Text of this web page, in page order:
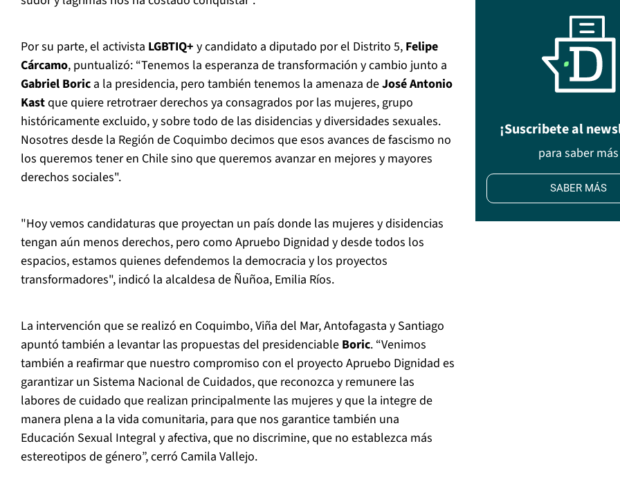
Por su parte, el activista LGBTIQ+ y candidato a diputado por el Distrito 5, Felipe
Cárcamo, puntualizó: “Tenemos la esperanza de transformación y cambio junto a
Gabriel Boric a la presidencia, pero también tenemos la amenaza deJosé Antonio
Kastque quiere retrotraer derechos ya consagrados por las mujeres, grupo
históricamente excluido, y sobre todo de las disidencias y diversidades sexuales.
Nosotres desde la Región de Coquimbo decimos que esos avances de fascismo no
los queremos tener en Chile sino que queremos avanzar en mejores y mayores
derechos sociales".
"Hoy vemos candidaturas que proyectan un país donde las mujeres y disidencias
tengan aún menos derechos, pero como Apruebo Dignidad y desde todos los
espacios, estamos quienes defendemos la democracia y los proyectos
transformadores", indicó la alcaldesa de Ñuñoa, Emilia Ríos.
La intervención que se realizó en Coquimbo, Viña del Mar, Antofagasta y Santiago
apuntó también a levantar las propuestas del presidenciable Boric. “Venimos
también a reafirmar que nuestro compromiso con el proyecto Apruebo Dignidad es
garantizar un Sistema Nacional de Cuidados, que reconozca y remunere las
labores de cuidado que realizan principalmente las mujeres y que la integre de
manera plena a la vida comunitaria, para que nos garantice también una
Educación Sexual Integral y afectiva, que no discrimine, que no establezca más
estereotipos de género”, cerró Camila Vallejo.
¡Suscribete al
para saber más
SABER MÁS